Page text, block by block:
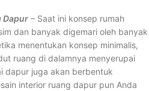
Dapur – Saat ini konsep rumah
dan banyak digemari oleh banyak
menentukan konsep minimalis,
ruang di dalamnya menyerupai
dapur juga akan berbentuk
interior ruang dapur pun Anda